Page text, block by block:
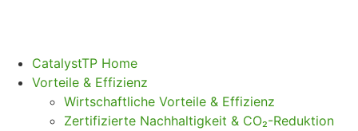
CatalystTP Home
Vorteile & Effizienz
Wirtschaftliche Vorteile & Effizienz
Zertifizierte Nachhaltigkeit & CO₂-Reduktion